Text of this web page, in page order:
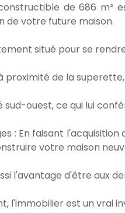
de 686 m²
de votre future maison.
situé pour se rendre
proximité de la
sud-ouest, ce qui lui
: En faisant
votre maison
l'avantage d'être aux
l'immobilier est un vrai